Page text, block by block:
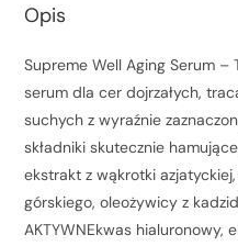
Opis
Supreme Well Aging Serum –
serum dla cer dojrzałych,
suchych z wyraźnie
składniki skutecznie
ekstrakt z wąkrotki
górskiego, oleożywicy z
AKTYWNEkwas hialuronowy,